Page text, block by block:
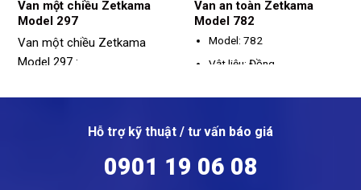
Van một chiều Zetkama
Model 297
Van một chiều Zetkama
Model 297 :
Kích thước: DN15 - DN300
Van an toàn Zetkama
Model 782
Model: 782
Vật liệu: Đồng
Áp suất làm việc: PN25
Nhiệt độ hoạt động: -30 ~
120°C
Hỗ trợ kỹ thuật / tư vấn báo giá
0901 19 06 08